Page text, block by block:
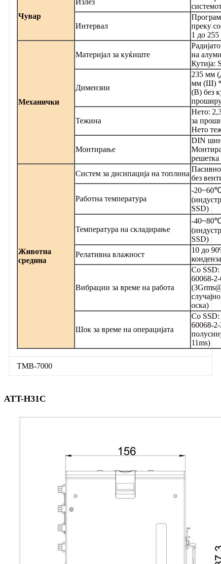
Чувар
Излез
Интервал
преку
1 до
Механички
Материјал за куќиште
на
Кутија:
Димензии
235 мм
мм (Ш)
(В) без
Тежина
Нето:
за
Нето
Монтирање
DIN
Животна
средина
Систем за дисипација на топлина
без
Работна температура
-
SSD)
Температура на складирање
-
SSD)
Релативна влажност
10 до
Вибрации за време на работа
Со
60068-
оска)
Шок за време на операцијата
Со
60068-
11ms)
ТМВ-7000
ATT-H31C